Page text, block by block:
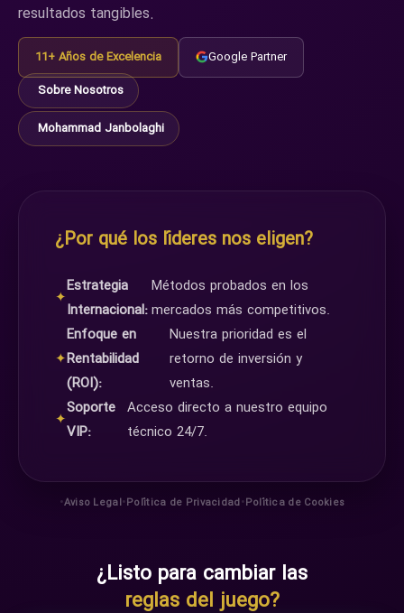
resultados tangibles.
11+ Años de Excelencia
Google Partner
Sobre Nosotros
Mohammad Janbolaghi
¿Por qué los líderes nos eligen?
✦
Estrategia
Internacional:
Métodos probados en los
mercados más competitivos.
✦
Enfoque en
Rentabilidad
(ROI):
Nuestra prioridad es el
retorno de inversión y
ventas.
✦
Soporte
VIP:
Acceso directo a nuestro equipo
técnico 24/7.
•Aviso Legal•Política de Privacidad•Política de Cookies
¿Listo para cambiar las
reglas del juego?